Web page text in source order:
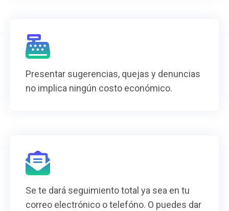
Presentar sugerencias, quejas y denuncias
no implica ningún costo económico.
Se te dará seguimiento total ya sea en tu
correo electrónico o telefóno. O puedes dar